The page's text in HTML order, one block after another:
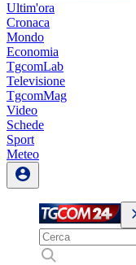
Ultim'ora
Cronaca
Mondo
Economia
TgcomLab
Televisione
TgcomMag
Video
Schede
Sport
Meteo